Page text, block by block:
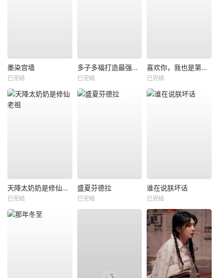
墨染宫墙
已完结
多子多福打造最强修仙家族
已完结
喜欢你，我也是第一部
已完结
天降太奶奶是修仙老祖
已完结
盛夏芬德拉
已完结
谁在说朕坏话
已完结